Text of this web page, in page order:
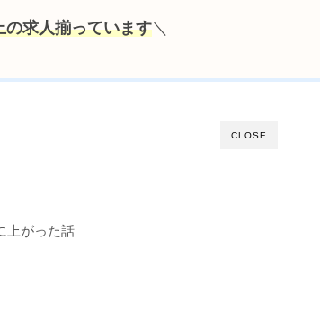
の求人揃っています＼
CLOSE
上がった話